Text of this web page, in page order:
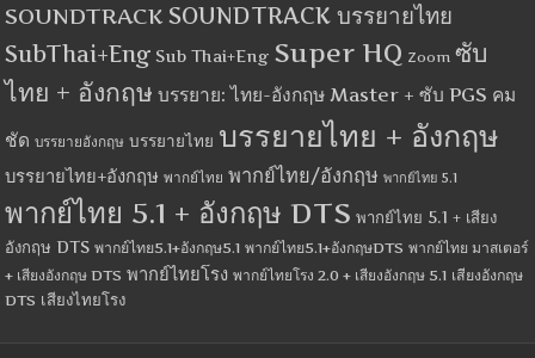
SOUNDTRACK SOUNDTRACK บรรยายไทย
SubThai+Eng Sub Thai+Eng Super HQ Zoom ซับ
ไทย + อังกฤษ บรรยาย: ไทย-อังกฤษ Master + ซับ PGS คม
ชัด บรรยายอังกฤษ บรรยายไทย บรรยายไทย + อังกฤษ
บรรยายไทย+อังกฤษ พากย์ไทย พากย์ไทย/อังกฤษ พากย์ไทย 5.1
พากย์ไทย 5.1 + อังกฤษ DTS พากย์ไทย 5.1 + เสียง
อังกฤษ DTS พากย์ไทย5.1+อังกฤษ5.1 พากย์ไทย5.1+อังกฤษDTS พากย์ไทย มาสเตอร์
+ เสียงอังกฤษ DTS พากย์ไทยโรง พากย์ไทยโรง 2.0 + เสียงอังกฤษ 5.1 เสียงอังกฤษ
DTS เสียงไทยโรง